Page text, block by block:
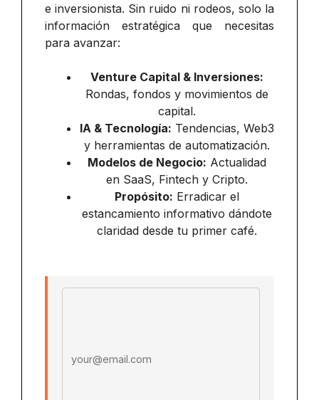
e inversionista. Sin ruido ni rodeos, solo la
información estratégica que necesitas
para avanzar:
Venture Capital & Inversiones:
Rondas, fondos y movimientos de
capital.
IA & Tecnología: Tendencias, Web3
y herramientas de automatización.
Modelos de Negocio: Actualidad
en SaaS, Fintech y Cripto.
Propósito: Erradicar el
estancamiento informativo dándote
claridad desde tu primer café.